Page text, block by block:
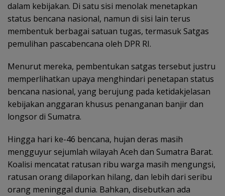
dalam kebijakan. Di satu sisi menolak menetapkan
status bencana nasional, namun di sisi lain terus
membentuk berbagai satuan tugas, termasuk Satgas
pemulihan pascabencana oleh DPR RI.
Menurut mereka, pembentukan satgas tersebut justru
memperlihatkan upaya menghindari penetapan status
bencana nasional, yang berujung pada ketidakjelasan
kebijakan anggaran khusus penanganan banjir dan
longsor di Sumatra.
Hingga hari ke-46 bencana, hujan deras masih
mengguyur sejumlah wilayah Aceh dan Sumatra Barat.
Koalisi mencatat ratusan ribu warga masih mengungsi,
ratusan orang dilaporkan hilang, dan lebih dari seribu
orang meninggal dunia. Bahkan, disebutkan ada